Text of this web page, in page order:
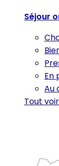
Séjour
En
Au
Tout voir